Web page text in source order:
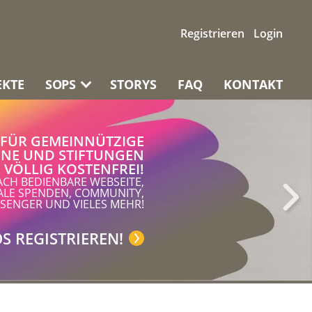
Registrieren Login
SOPS STORYS FAQ KONTAKT
FÜR GEMEINNÜTZIGE
UND STIFTUNGEN
VÖLLIG KOSTENFREI!
BEDIENBARE WEBSEITE,
SPENDEN, COMMUNITY,
UND VIELES MEHR!
REGISTRIEREN!
EINFACH UND COOL
ZUKUNFT SICHERN
DUSOZIALE VEREINE
NACHBARSCHAFT